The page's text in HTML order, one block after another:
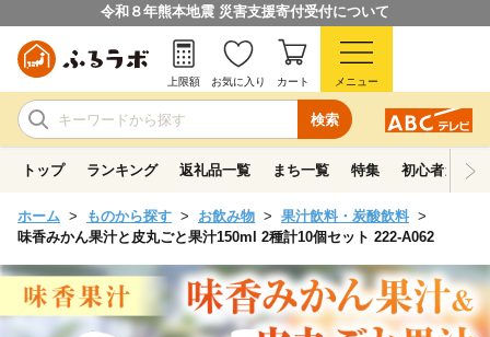
令和８年熊本地震 災害支援寄付受付について
検索
上限額 お気に入り カート メニュー
トップ ランキング 返礼品一覧 まち一覧 特集 初心者ガイド
ホーム ものから探す お飲み物
果汁飲料・炭酸飲料
味香みかん果汁と皮丸ごと果汁150ml 2種計10個セット 222-A062